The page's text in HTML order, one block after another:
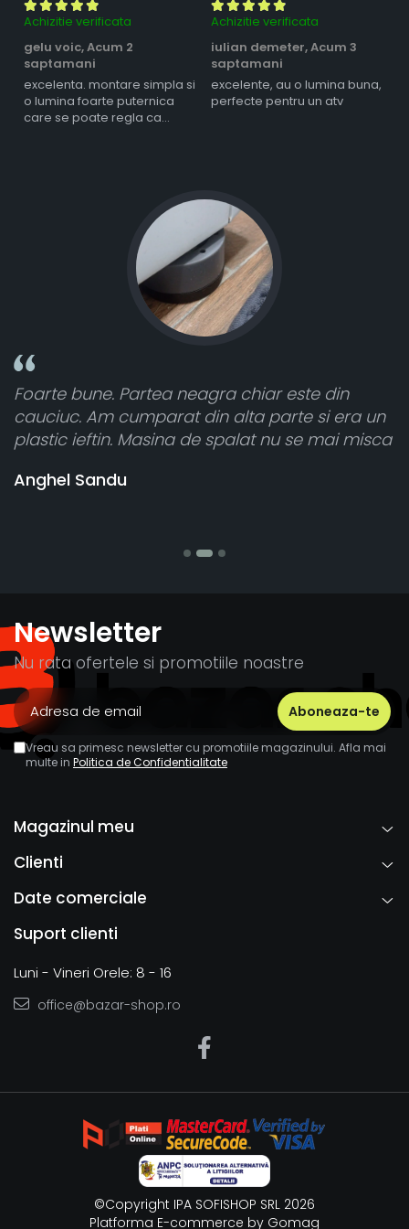
Achizitie verificata
gelu voic,Acum 2
saptamani
excelenta. montare simpla si
o lumina foarte puternica
care se poate regla ca
Achizitie verificata
iulian demeter,Acum 3
saptamani
excelente, au o lumina buna,
perfecte pentru un atv
Anghel Sandu
Foarte bune. Partea neagra chiar este din
cauciuc. Am cumparat din alta parte si era un
plastic ieftin. Masina de spalat nu se mai misca
Newsletter
Nu rata ofertele si promotiile noastre
Vreau sa primesc newsletter cu promotiile magazinului. Afla mai
multe in Politica de Confidentialitate
Magazinul meu
Clienti
Date comerciale
Suport clienti
Luni - Vineri Orele: 8 - 16
office@bazar-shop.ro
©Copyright IPA SOFISHOP SRL 2026
Platforma E-commerce by Gomag